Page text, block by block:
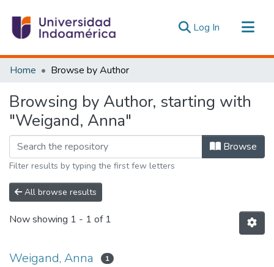
Log In (current)
Communities & Collections
Estadísticas Externas
Home Browse by Author
Browsing by Author, starting with
"Weigand, Anna"
Browse
Filter results by typing the first few letters
All browse results
Now showing 1 - 1 of 1
Weigand, Anna 1